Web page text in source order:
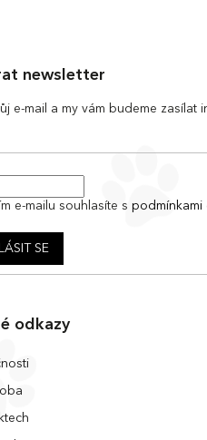
newsletter
e-mail a my vám budeme
e-mailu souhlasíte s podmínkami
SE
odkazy